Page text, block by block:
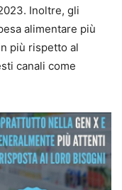
Inoltre, gli
alimentare più
più rispetto al
canali come